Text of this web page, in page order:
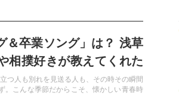
＆卒業ソング」は？ 浅草
相撲好きが教えてくれた
つ人も別れを見送る人も、その時その瞬間
。こんな季節だからこそ、懐かしい青春時